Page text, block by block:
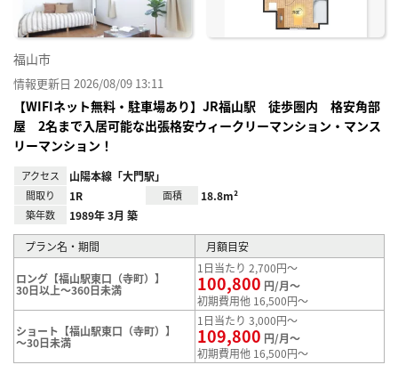
福山市
情報更新日 2026/08/09 13:11
【WIFIネット無料・駐車場あり】JR福山駅 徒歩圏内 格安角部
屋 2名まで入居可能な出張格安ウィークリーマンション・マンス
リーマンション！
アクセス 山陽本線「大門駅」
間取り 1R 面積 18.8m²
築年数 1989年 3月 築
プラン名・期間 月額目安
ロング【福山駅東口（寺町）】
30日以上～360日未満
1日当たり 2,700円～
100,800 円/月～
初期費用他 16,500円～
ショート【福山駅東口（寺町）】
～30日未満
1日当たり 3,000円～
109,800 円/月～
初期費用他 16,500円～